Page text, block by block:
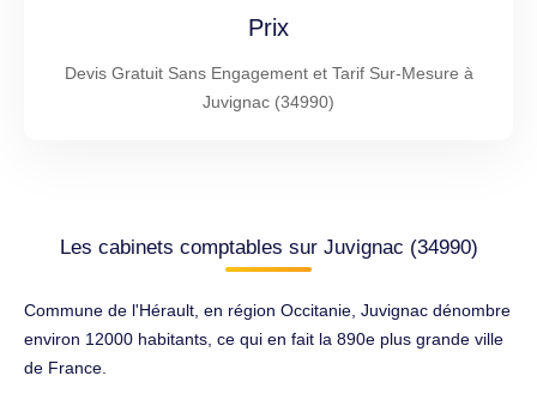
Prix
Devis Gratuit Sans Engagement et Tarif Sur-Mesure à
Juvignac (34990)
Les cabinets comptables sur Juvignac (34990)
Commune de l'Hérault, en région Occitanie, Juvignac dénombre
environ 12000 habitants, ce qui en fait la 890e plus grande ville
de France.